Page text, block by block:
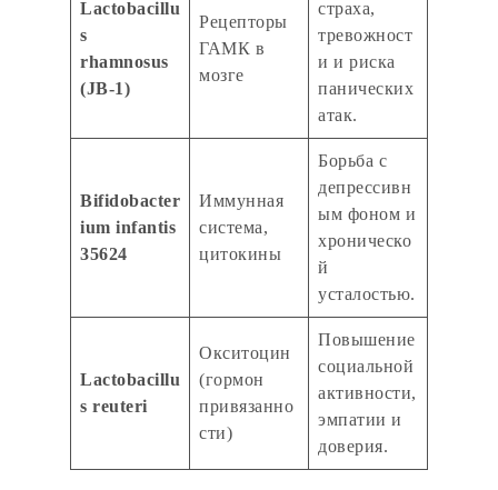
Lactobacillu
s
rhamnosus
(JB-1)
Рецепторы
ГАМК в
мозге
страха,
тревожност
и и риска
панических
атак.
Bifidobacter
ium infantis
35624
Иммунная
система,
цитокины
Борьба с
депрессивн
ым фоном и
хроническо
й
усталостью.
Lactobacillu
s reuteri
Окситоцин
(гормон
привязанно
сти)
Повышение
социальной
активности,
эмпатии и
доверия.